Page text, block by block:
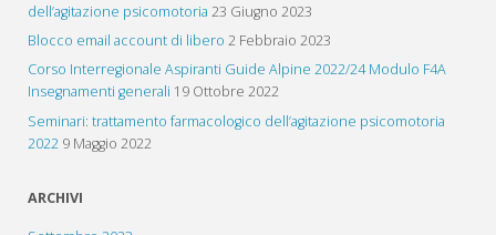
dell’agitazione psicomotoria 23 Giugno 2023
Blocco email account di libero 2 Febbraio 2023
Corso Interregionale Aspiranti Guide Alpine 2022/24 Modulo F4A
Insegnamenti generali 19 Ottobre 2022
Seminari: trattamento farmacologico dell’agitazione psicomotoria
2022 9 Maggio 2022
ARCHIVI